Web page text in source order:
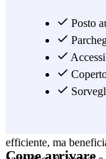
e uscita dal
che lo rende
non devono
offrendo
garantisce anche un
efficiente, ma
Posto
Come arrivare